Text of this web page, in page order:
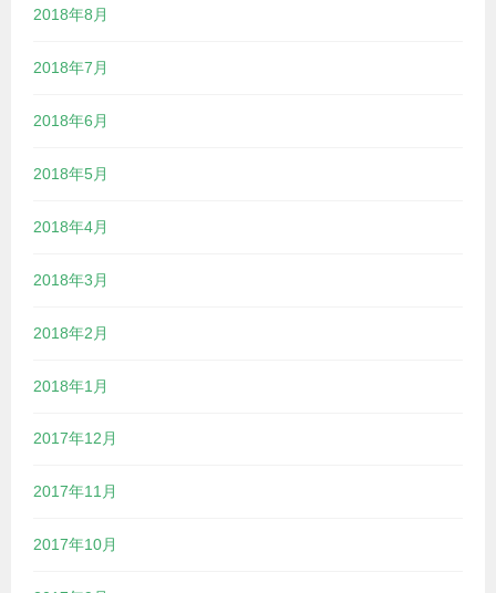
2018年8月
2018年7月
2018年6月
2018年5月
2018年4月
2018年3月
2018年2月
2018年1月
2017年12月
2017年11月
2017年10月